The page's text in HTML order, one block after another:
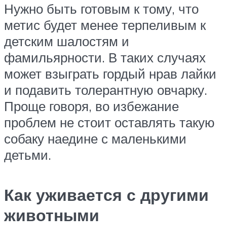
Нужно быть готовым к тому, что
метис будет менее терпеливым к
детским шалостям и
фамильярности. В таких случаях
может взыграть гордый нрав лайки
и подавить толерантную овчарку.
Проще говоря, во избежание
проблем не стоит оставлять такую
собаку наедине с маленькими
детьми.
Как уживается с другими
животными